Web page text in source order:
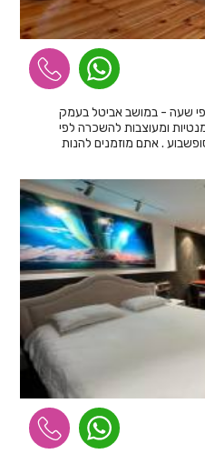
שעה - במושב אביטל בעמק
בקתות עץ רומנטיות ומעוצבות להשכרה לפי
. אתם מוזמנים להנות